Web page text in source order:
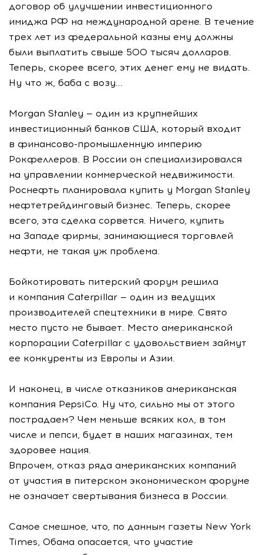
договор об улучшении инвестиционного
имиджа РФ на международной арене. В течение
трех лет из федеральной казны ему должны
были выплатить свыше 500 тысяч долларов.
Теперь, скорее всего, этих денег ему не видать.
Ну что ж, баба с возу...
Morgan Stanley — один из крупнейших
инвестиционный банков США, который входит
в финансово-промышленную империю
Рокфеллеров. В России он специализировался
на управлении коммерческой недвижимости.
Роснефть планировала купить у Morgan Stanley
нефтетрейдинговый бизнес. Теперь, скорее
всего, эта сделка сорвется. Ничего, купить
на Западе фирмы, занимающиеся торговлей
нефти, не такая уж проблема.
Бойкотировать питерский форум решила
и компания Caterpillar — один из ведущих
производителей спецтехники в мире. Свято
место пусто не бывает. Место американской
корпорации Caterpillar с удовольствием займут
ее конкуренты из Европы и Азии.
И наконец, в числе отказников американская
компания PepsiCo. Ну что, сильно мы от этого
пострадаем? Чем меньше всяких кол, в том
числе и пепси, будет в наших магазинах, тем
здоровее нация.
Впрочем, отказ ряда американских компаний
от участия в питерском экономическом форуме
не означает свертывания бизнеса в России.
Самое смешное, что, по данным газеты New York
Times, Обама опасается, что участие